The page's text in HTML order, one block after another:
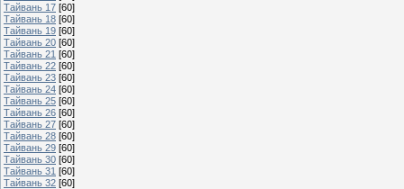
Тайвань 17 [60]
Тайвань 18 [60]
Тайвань 19 [60]
Тайвань 20 [60]
Тайвань 21 [60]
Тайвань 22 [60]
Тайвань 23 [60]
Тайвань 24 [60]
Тайвань 25 [60]
Тайвань 26 [60]
Тайвань 27 [60]
Тайвань 28 [60]
Тайвань 29 [60]
Тайвань 30 [60]
Тайвань 31 [60]
Тайвань 32 [60]